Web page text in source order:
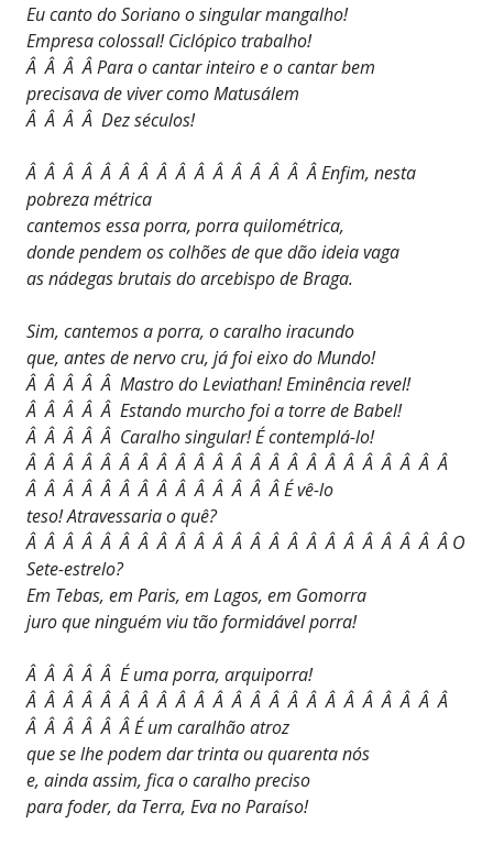
Eu canto do Soriano o singular mangalho!
Empresa colossal! Ciclópico trabalho!
Â Â Â Â Para o cantar inteiro e o cantar bem
precisava de viver como Matusálem
Â Â Â Â Dez séculos!
Â Â Â Â Â Â Â Â Â Â Â Â Â Â Â Â Enfim, nesta
pobreza métrica
cantemos essa porra, porra quilométrica,
donde pendem os colhões de que dão ideia vaga
as nádegas brutais do arcebispo de Braga.
Sim, cantemos a porra, o caralho iracundo
que, antes de nervo cru, já foi eixo do Mundo!
Â Â Â Â Â Mastro do Leviathan! Eminência revel!
Â Â Â Â Â Estando murcho foi a torre de Babel!
Â Â Â Â Â Caralho singular! É contemplá-lo!
Â Â Â Â Â Â Â Â Â Â Â Â Â Â Â Â Â Â Â Â Â Â Â
Â Â Â Â Â Â Â Â Â Â Â Â Â Â É vê-lo
teso! Atravessaria o quê?
Â Â Â Â Â Â Â Â Â Â Â Â Â Â Â Â Â Â Â Â Â Â Â O
Sete-estrelo?
Em Tebas, em Paris, em Lagos, em Gomorra
juro que ninguém viu tão formidável porra!
Â Â Â Â Â É uma porra, arquiporra!
Â Â Â Â Â Â Â Â Â Â Â Â Â Â Â Â Â Â Â Â Â Â Â
Â Â Â Â Â Â É um caralhão atroz
que se lhe podem dar trinta ou quarenta nós
e, ainda assim, fica o caralho preciso
para foder, da Terra, Eva no Paraíso!